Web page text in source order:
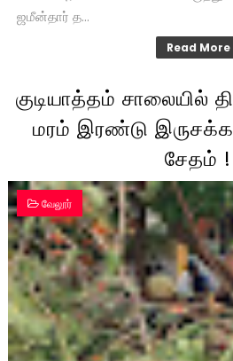
ஜமீன்தார் த...
Read More
குடியாத்தம் சாலையில்
மரம் இரண்டு
சேதம் !
வேலூர்